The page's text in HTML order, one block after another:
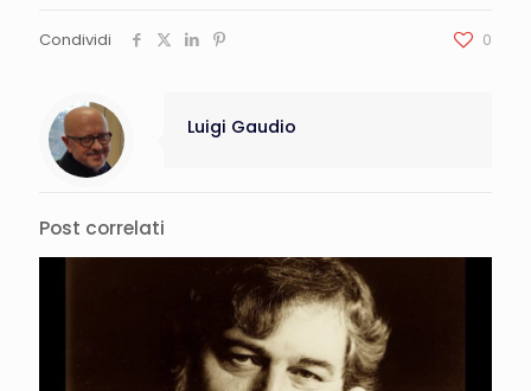
Condividi 0
Luigi Gaudio
Post correlati